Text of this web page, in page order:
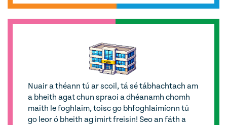
Nuair a théann tú ar scoil, tá sé tábhachtach am
a bheith agat chun spraoi a dhéanamh chomh
maith le foghlaim, toisc go bhfoghlaimíonn tú
go leor ó bheith ag imirt freisin! Seo an fáth a